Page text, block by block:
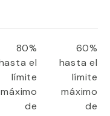
80%
el
límite
máximo
de
60%
hasta el
límite
máximo
de